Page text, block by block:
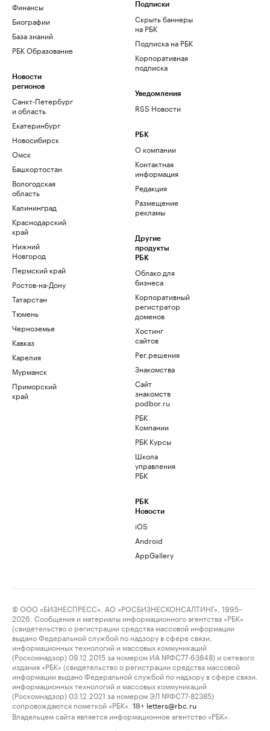
Финансы
Биографии
База знаний
РБК Образование
Новости
регионов
Санкт-Петербург
и область
Екатеринбург
Новосибирск
Омск
Башкортостан
Вологодская
область
Калининград
Краснодарский
край
Нижний
Новгород
Пермский край
Ростов-на-Дону
Татарстан
Тюмень
Черноземье
Кавказ
Карелия
Мурманск
Приморский
край
Подписки
Скрыть баннеры
на РБК
Подписка на РБК
Корпоративная
подписка
Уведомления
RSS Новости
РБК
О компании
Контактная
информация
Редакция
Размещение
рекламы
Другие
продукты
РБК
Облако для
бизнеса
Корпоративный
регистратор
доменов
Хостинг
сайтов
Рег.решения
Знакомства
Сайт
знакомств
podbor.ru
РБК
Компании
РБК Курсы
Школа
управления
РБК
РБК
Новости
iOS
Android
AppGallery
© ООО «БИЗНЕСПРЕСС», АО «РОСБИЗНЕСКОНСАЛТИНГ», 1995–
2026. Сообщения и материалы информационного агентства «РБК»
(свидетельство о регистрации средства массовой информации
выдано Федеральной службой по надзору в сфере связи,
информационных технологий и массовых коммуникаций
(Роскомнадзор) 09.12.2015 за номером ИА №ФС77-63848) и сетевого
издания «РБК» (свидетельство о регистрации средства массовой
информации выдано Федеральной службой по надзору в сфере связи,
информационных технологий и массовых коммуникаций
(Роскомнадзор) 03.12.2021 за номером ЭЛ №ФС77-82385)
сопровождаются пометкой «РБК».
18+ letters@rbc.ru
Владельцем сайта является информационное агентство «РБК».